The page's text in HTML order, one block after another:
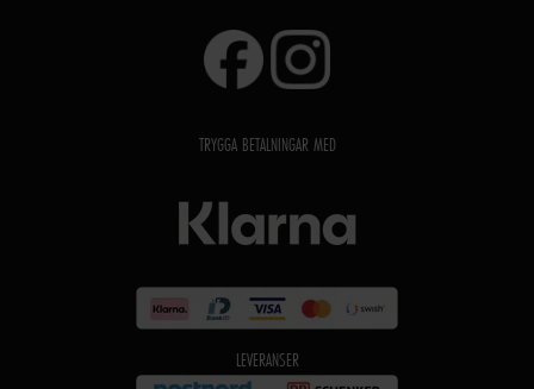
TRYGGA BETALNINGAR MED
LEVERANSER